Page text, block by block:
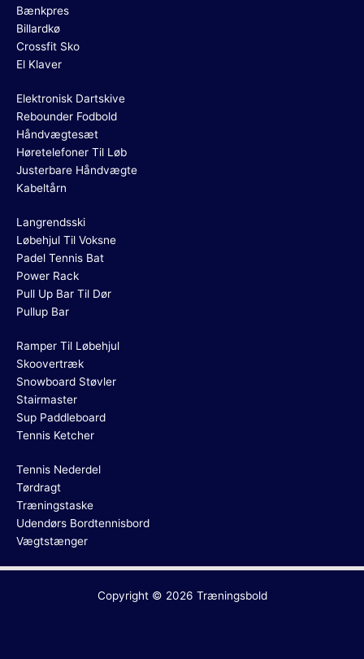
Bænkpres
Billardkø
Crossfit Sko
El Klaver
Elektronisk Dartskive
Rebounder Fodbold
Håndvægtesæt
Høretelefoner Til Løb
Justerbare Håndvægte
Kabeltårn
Langrendsski
Løbehjul Til Voksne
Padel Tennis Bat
Power Rack
Pull Up Bar Til Dør
Pullup Bar
Ramper Til Løbehjul
Skoovertræk
Snowboard Støvler
Stairmaster
Sup Paddleboard
Tennis Ketcher
Tennis Nederdel
Tørdragt
Træningstaske
Udendørs Bordtennisbord
Vægtstænger
Copyright © 2026 Træningsbold